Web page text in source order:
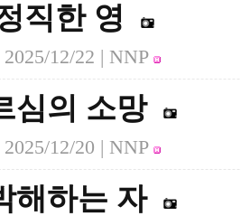
직한 영
2025/12/22 | NNP
심의 소망
2025/12/20 | NNP
해하는 자